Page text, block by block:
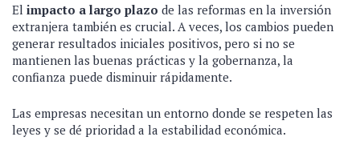
El impacto a largo plazo de las reformas en la inversión
extranjera también es crucial. A veces, los cambios pueden
generar resultados iniciales positivos, pero si no se
mantienen las buenas prácticas y la gobernanza, la
confianza puede disminuir rápidamente.
Las empresas necesitan un entorno donde se respeten las
leyes y se dé prioridad a la estabilidad económica.